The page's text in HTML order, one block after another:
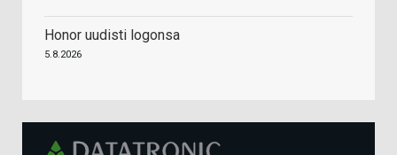
Honor uudisti logonsa
5.8.2026